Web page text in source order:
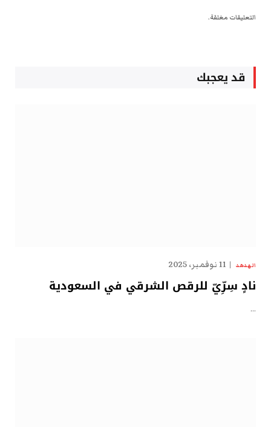
التعليقات مغلقة.
قد يعجبك
الهدهد 11 نوفمبر، 2025
نادٍ سِرِّيّ للرقص الشرقي في السعودية
…